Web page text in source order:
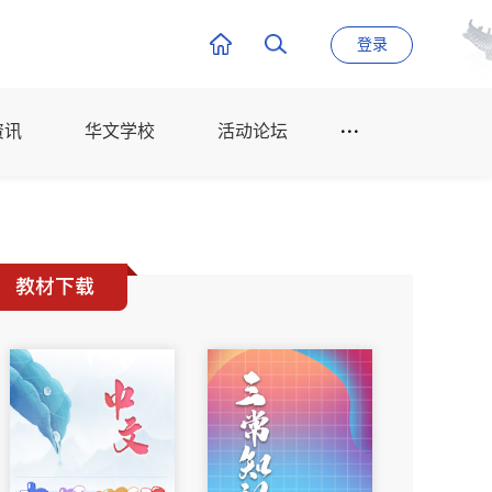
登录
讯 华文学校 活动论坛